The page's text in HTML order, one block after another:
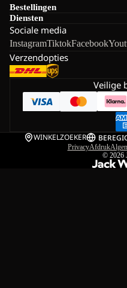
Bestellingen
Diensten
Sociale media
InstagramTiktokFacebook
Verzendopties
Veilige
WINKELZOEKER BE
PrivacyAfdruk
© 2026